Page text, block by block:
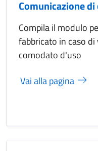
Comunicazione
Compila il modulo
fabbricato in caso
comodato d'uso
Vai alla pagina